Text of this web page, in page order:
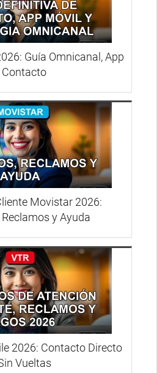
Guía Omnicanal, App
Contacto
Movistar 2026:
y Ayuda
2026: Contacto Directo
Vueltas